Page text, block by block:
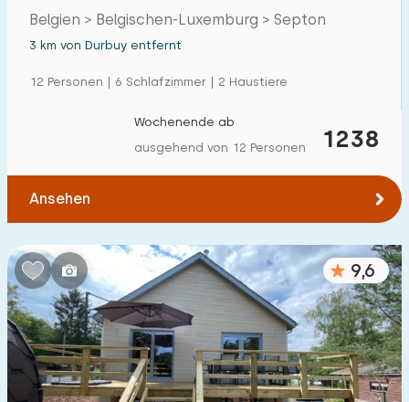
Belgien > Belgischen-Luxemburg > Septon
3 km von Durbuy entfernt
12 Personen | 6 Schlafzimmer | 2 Haustiere
1238
Wochenende ab
ausgehend von 12 Personen
Ansehen
9,6